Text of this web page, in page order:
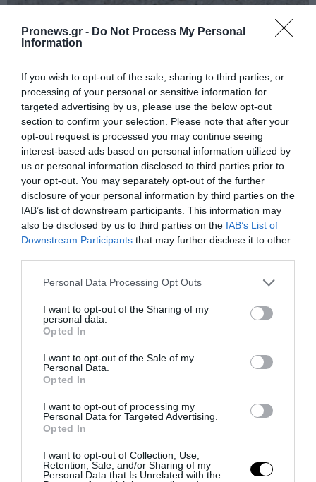
Pronews.gr - Do Not Process My Personal
Information
If you wish to opt-out of the sale, sharing to third parties, or
processing of your personal or sensitive information for
targeted advertising by us, please use the below opt-out
section to confirm your selection. Please note that after your
opt-out request is processed you may continue seeing
interest-based ads based on personal information utilized by
us or personal information disclosed to third parties prior to
your opt-out. You may separately opt-out of the further
disclosure of your personal information by third parties on the
IAB’s list of downstream participants. This information may
also be disclosed by us to third parties on the IAB’s List of
Downstream Participants that may further disclose it to other
Please note that this website/app uses one or more Google
not limited to your visit or usage behaviour. You may click to
grant or deny consent to Google and its third-party tags to
use your data for below specified purposes in below Google
consent section.
Personal Data Processing Opt Outs
I want to opt-out of the Sharing of my
personal data.
Opted In
I want to opt-out of the Sale of my
Personal Data.
Opted In
I want to opt-out of processing my
Personal Data for Targeted Advertising.
Opted In
I want to opt-out of Collection, Use,
Retention, Sale, and/or Sharing of my
Personal Data that Is Unrelated with the
ΑΓΡΙΑ ΖΩΗ
Μαρούσι: Οχιά βρέθηκε σε κτίριο –
Δείτε τι πρέπει να κάνετε σε μία
τέτοια περίπτωση
PRONEWS.GR /ΕΣΩΤΕΡΙΚΗ ΑΣΦΑΛΕΙΑ